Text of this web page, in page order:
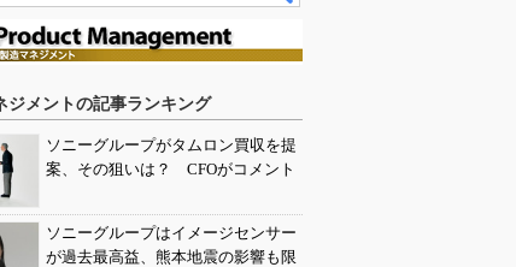
ジメントの記事ランキング
ソニーグループがタムロン買収を提
案、その狙いは？ CFOがコメント
ソニーグループはイメージセンサー
が過去最高益、熊本地震の影響も限